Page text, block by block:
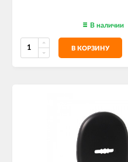
В наличии
В КОРЗИНУ